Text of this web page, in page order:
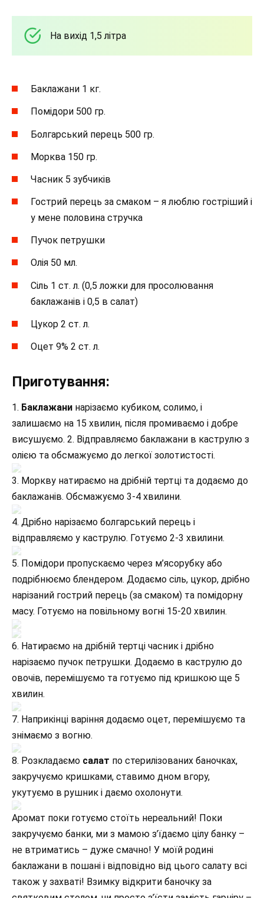
На вихід 1,5 літра
Баклажани 1 кг.
Помідори 500 гр.
Болгарський перець 500 гр.
Морква 150 гр.
Часник 5 зубчиків
Гострий перець за смаком – я люблю гостріший і
у мене половина стручка
Пучок петрушки
Олія ​​50 мл.
Сіль 1 ст. л. (0,5 ложки для просолювання
баклажанів і 0,5 в салат)
Цукор 2 ст. л.
Оцет 9% 2 ст. л.
Приготування:
1. Баклажани нарізаємо кубиком, солимо, і
залишаємо на 15 хвилин, після промиваємо і добре
висушуємо. 2. Відправляємо баклажани в каструлю з
олією та обсмажуємо до легкої золотистості.
3. Моркву натираємо на дрібній тертці та додаємо до
баклажанів. Обсмажуємо 3-4 хвилини.
4. Дрібно нарізаємо болгарський перець і
відправляємо у каструлю. Готуємо 2-3 хвилини.
5. Помідори пропускаємо через м’ясорубку або
подрібнюємо блендером. Додаємо сіль, цукор, дрібно
нарізаний гострий перець (за смаком) та помідорну
масу. Готуємо на повільному вогні 15-20 хвилин.
6. Натираємо на дрібній тертці часник і дрібно
нарізаємо пучок петрушки. Додаємо в каструлю до
овочів, перемішуємо та готуємо під кришкою ще 5
хвилин.
7. Наприкінці варіння додаємо оцет, перемішуємо та
знімаємо з вогню.
8. Розкладаємо салат по стерилізованих баночках,
закручуємо кришками, ставимо дном вгору,
укутуємо в рушник і даємо охолонути.
Аромат поки готуємо стоїть нереальний! Поки
закручуємо банки, ми з мамою з’їдаємо цілу банку –
не втриматись – дуже смачно! У моїй родині
баклажани в пошані і відповідно від цього салату всі
також у захваті! Взимку відкрити баночку за